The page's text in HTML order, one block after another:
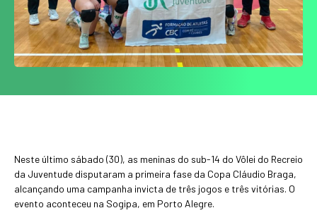
Neste último sábado (30), as meninas do sub-14 do Vôlei do Recreio
da Juventude disputaram a primeira fase da Copa Cláudio Braga,
alcançando uma campanha invicta de três jogos e três vitórias. O
evento aconteceu na Sogipa, em Porto Alegre.